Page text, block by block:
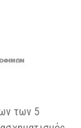
των 5